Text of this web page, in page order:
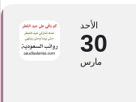
الأحد
30
مارس